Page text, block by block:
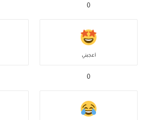
0
أعجبني
0